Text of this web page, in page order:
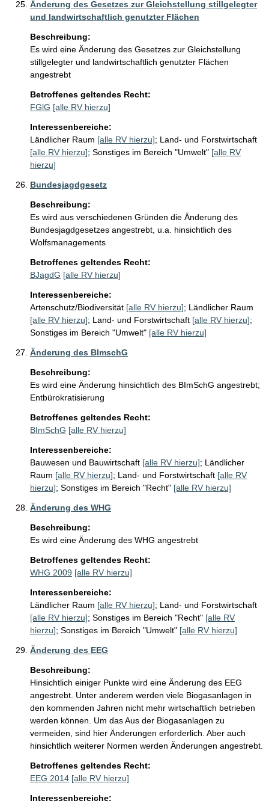
Änderung des Gesetzes zur Gleichstellung stillgelegter
und landwirtschaftlich genutzter Flächen
Beschreibung:
Es wird eine Änderung des Gesetzes zur Gleichstellung
stillgelegter und landwirtschaftlich genutzter Flächen
angestrebt
Betroffenes geltendes Recht:
FGlG [alle RV hierzu]
Interessenbereiche:
Ländlicher Raum [alle RV hierzu]; Land- und Forstwirtschaft
[alle RV hierzu]; Sonstiges im Bereich "Umwelt" [alle RV
hierzu]
Bundesjagdgesetz
Beschreibung:
Es wird aus verschiedenen Gründen die Änderung des
Bundesjagdgesetzes angestrebt, u.a. hinsichtlich des
Wolfsmanagements
Betroffenes geltendes Recht:
BJagdG [alle RV hierzu]
Interessenbereiche:
Artenschutz/Biodiversität [alle RV hierzu]; Ländlicher Raum
[alle RV hierzu]; Land- und Forstwirtschaft [alle RV hierzu];
Sonstiges im Bereich "Umwelt" [alle RV hierzu]
Änderung des BImschG
Beschreibung:
Es wird eine Änderung hinsichtlich des BImSchG angestrebt;
Entbürokratisierung
Betroffenes geltendes Recht:
BImSchG [alle RV hierzu]
Interessenbereiche:
Bauwesen und Bauwirtschaft [alle RV hierzu]; Ländlicher
Raum [alle RV hierzu]; Land- und Forstwirtschaft [alle RV
hierzu]; Sonstiges im Bereich "Recht" [alle RV hierzu]
Änderung des WHG
Beschreibung:
Es wird eine Änderung des WHG angestrebt
Betroffenes geltendes Recht:
WHG 2009 [alle RV hierzu]
Interessenbereiche:
Ländlicher Raum [alle RV hierzu]; Land- und Forstwirtschaft
[alle RV hierzu]; Sonstiges im Bereich "Recht" [alle RV
hierzu]; Sonstiges im Bereich "Umwelt" [alle RV hierzu]
Änderung des EEG
Beschreibung:
Hinsichtlich einiger Punkte wird eine Änderung des EEG
angestrebt. Unter anderem werden viele Biogasanlagen in
den kommenden Jahren nicht mehr wirtschaftlich betrieben
werden können. Um das Aus der Biogasanlagen zu
vermeiden, sind hier Änderungen erforderlich. Aber auch
hinsichtlich weiterer Normen werden Änderungen angestrebt.
Betroffenes geltendes Recht:
EEG 2014 [alle RV hierzu]
Interessenbereiche: